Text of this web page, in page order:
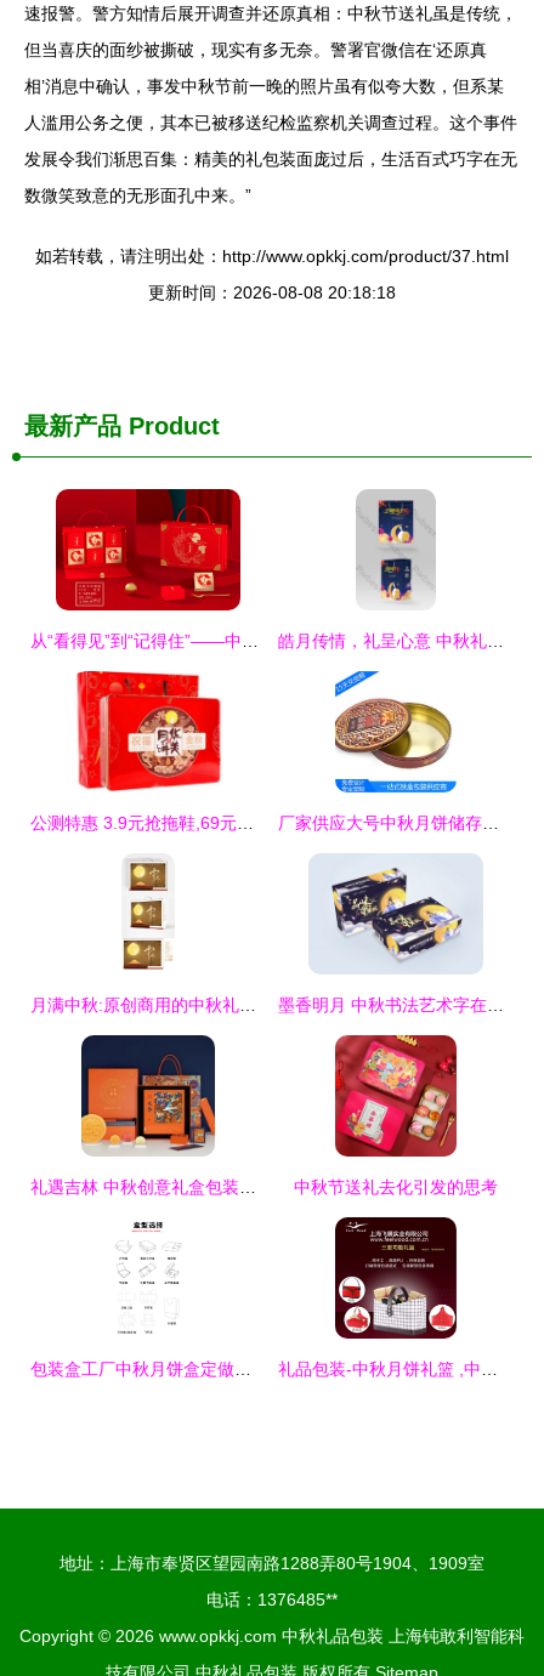
速报警。警方知情后展开调查并还原真相：中秋节送礼虽是传统，
但当喜庆的面纱被撕破，现实有多无奈。警署官微信在‘还原真
相’消息中确认，事发中秋节前一晚的照片虽有似夸大数，但系某
人滥用公务之便，其本已被移送纪检监察机关调查过程。这个事件
发展令我们渐思百集：精美的礼包装面庞过后，生活百式巧字在无
数微笑致意的无形面孔中来。”
如若转载，请注明出处：http://www.opkkj.com/product/37.html
更新时间：2026-08-08 20:18:18
最新产品 Product
中秋节送礼去化引发的思考
地址：上海市奉贤区望园南路1288弄80号1904、1909室
电话：1376485**
Copyright © 2026 www.opkkj.com 中秋礼品包装
上海钝敢利智能科